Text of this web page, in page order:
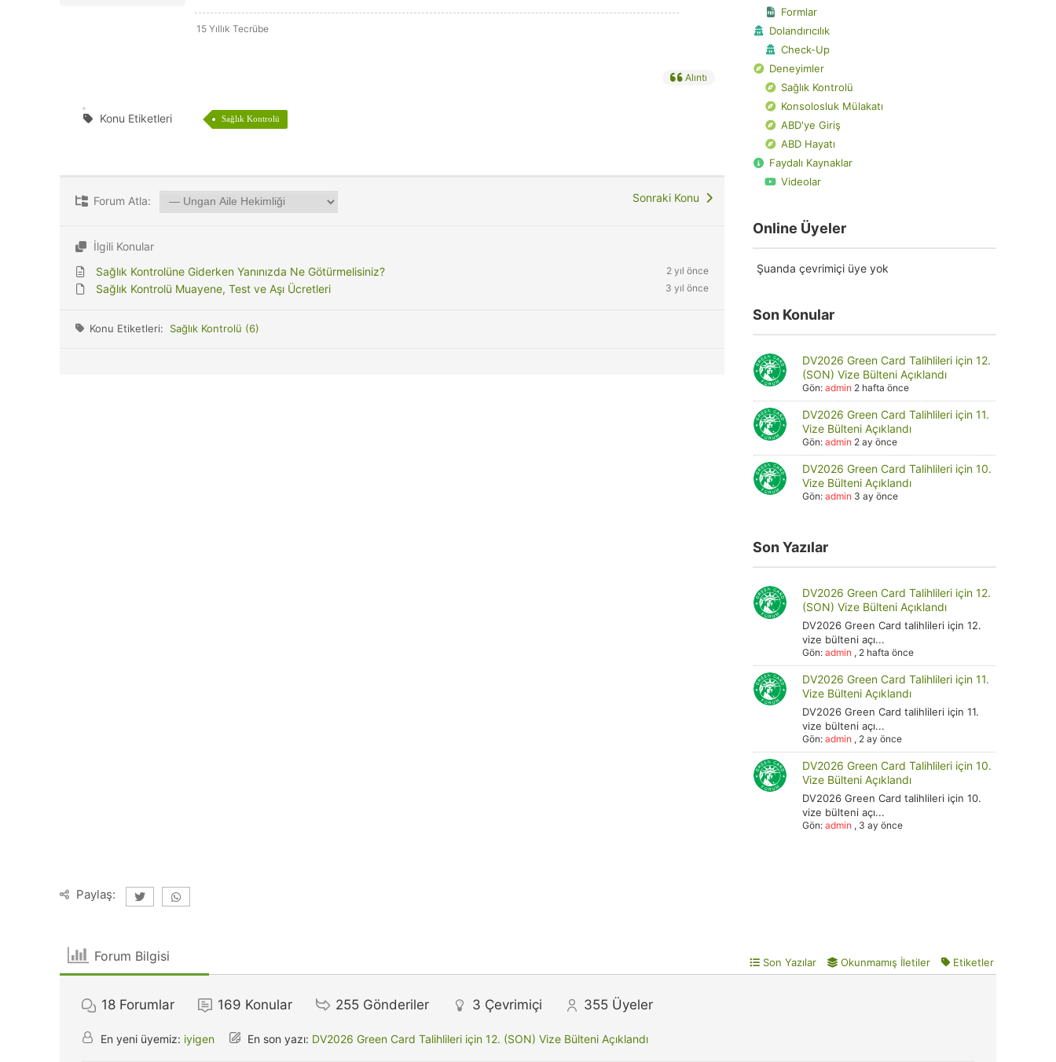
15 Yıllık Tecrübe
Alıntı
Konu Etiketleri Sağlık Kontrolü
Forum Atla: Sonraki Konu
İlgili Konular
Sağlık Kontrolüne Giderken Yanınızda Ne Götürmelisiniz?
2 yıl önce
Sağlık Kontrolü Muayene, Test ve Aşı Ücretleri 3 yıl önce
Konu Etiketleri: Sağlık Kontrolü (6)
Formlar
Dolandırıcılık
Check-Up
Deneyimler
Sağlık Kontrolü
Konsolosluk Mülakatı
ABD'ye Giriş
ABD Hayatı
Faydalı Kaynaklar
Videolar
Online Üyeler
Şuanda çevrimiçi üye yok
Son Konular
DV2026 Green Card Talihlileri için 12.
(SON) Vize Bülteni Açıklandı
Gön: admin 2 hafta önce
DV2026 Green Card Talihlileri için 11.
Vize Bülteni Açıklandı
Gön: admin 2 ay önce
DV2026 Green Card Talihlileri için 10.
Vize Bülteni Açıklandı
Gön: admin 3 ay önce
Son Yazılar
DV2026 Green Card Talihlileri için 12.
(SON) Vize Bülteni Açıklandı
DV2026 Green Card talihlileri için 12.
vize bülteni açı...
Gön: admin , 2 hafta önce
DV2026 Green Card Talihlileri için 11.
Vize Bülteni Açıklandı
DV2026 Green Card talihlileri için 11.
vize bülteni açı...
Gön: admin , 2 ay önce
DV2026 Green Card Talihlileri için 10.
Vize Bülteni Açıklandı
DV2026 Green Card talihlileri için 10.
vize bülteni açı...
Gön: admin , 3 ay önce
Paylaş:
Forum Bilgisi Son Yazılar Okunmamış İletiler Etiketler
18 Forumlar 169 Konular 255 Gönderiler 3 Çevrimiçi 355 Üyeler
En yeni üyemiz: iyigen En son yazı: DV2026 Green Card Talihlileri için 12. (SON) Vize Bülteni Açıklandı